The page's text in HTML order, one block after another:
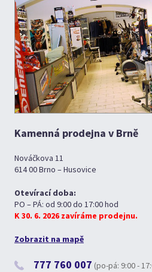
Kamenná prodejna v Brně
Nováčkova 11
614 00 Brno – Husovice
Otevírací doba:
PO – PÁ: od 9:00 do 17:00 hod
K 30. 6. 2026 zavíráme prodejnu.
Zobrazit na mapě
777 760 007 (po-pá: 9:00 -